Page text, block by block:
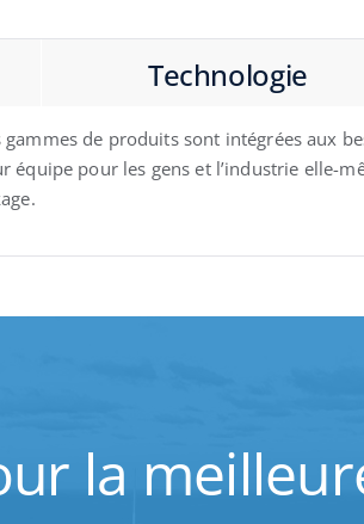
Technologie
de produits sont intégrées aux
pour les gens et l’industrie elle-
la